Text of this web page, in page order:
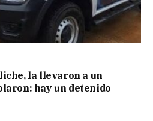
la llevaron a un
hay un detenido